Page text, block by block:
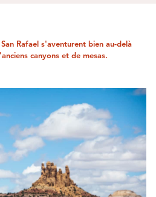
Rafael s'aventurent bien au-delà
canyons et de mesas.